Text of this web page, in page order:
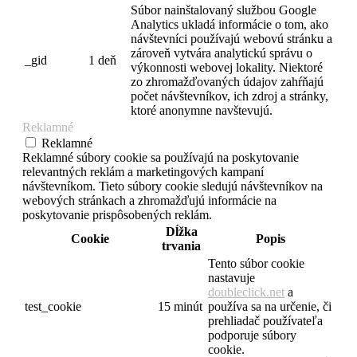
_gid 1 deň
Súbor nainštalovaný službou Google
Analytics ukladá informácie o tom, ako
návštevníci používajú webovú stránku a
zároveň vytvára analytickú správu o
výkonnosti webovej lokality. Niektoré
zo zhromažďovaných údajov zahŕňajú
počet návštevníkov, ich zdroj a stránky,
ktoré anonymne navštevujú.
Reklamné
Reklamné
Reklamné súbory cookie sa používajú na poskytovanie
relevantných reklám a marketingových kampaní
návštevníkom. Tieto súbory cookie sledujú návštevníkov na
webových stránkach a zhromažďujú informácie na
poskytovanie prispôsobených reklám.
Cookie
Dĺžka
trvania
Popis
test_cookie 15 minút
Tento súbor cookie
nastavuje
doubleclick.net a
používa sa na určenie, či
prehliadač používateľa
podporuje súbory
cookie.